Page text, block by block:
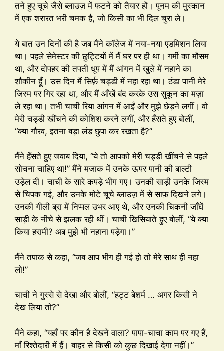
तने हुए चूचे जैसे ब्लाउज़ में फटने को तैयार हों। पूनम की मुस्कान
में एक शरारत भरी चमक है, जो किसी का भी दिल चुरा ले।
ये बात उन दिनों की है जब मैंने कॉलेज में नया-नया एडमिशन लिया
था। पहले सेमेस्टर की छुट्टियों में मैं घर पर ही था। गर्मी का मौसम
था, और दोपहर की तपती धूप में मैं आंगन में खुले में नहाने का
शौकीन हूँ। उस दिन मैं सिर्फ़ चड्डी में नहा रहा था। ठंडा पानी मेरे
जिस्म पर गिर रहा था, और मैं आँखें बंद करके उस सुकून का मज़ा
ले रहा था। तभी चाची रिया आंगन में आईं और मुझे छेड़ने लगीं। वो
मेरी चड्डी खींचने की कोशिश करने लगीं, और हँसते हुए बोलीं,
“क्या गौरव, इतना बड़ा लंड छुपा कर रखता है?”
मैंने हँसते हुए जवाब दिया, “ये तो आपको मेरी चड्डी खींचने से पहले
सोचना चाहिए था!” मैंने मजाक में उनके ऊपर पानी की बाल्टी
उड़ेल दी। चाची के सारे कपड़े भीग गए। उनकी साड़ी उनके जिस्म
से चिपक गई, और उनके मोटे चूचे ब्लाउज़ में से साफ़ दिखने लगे।
उनकी गीली ब्रा में निप्पल उभर आए थे, और उनकी चिकनी जाँघें
साड़ी के नीचे से झलक रही थीं। चाची खिसियाते हुए बोलीं, “ये क्या
किया हरामी? अब मुझे भी नहाना पड़ेगा।”
मैंने तपाक से कहा, “जब आप भीग ही गई हो तो मेरे साथ ही नहा
लो!”
चाची ने गुस्से से देखा और बोलीं, “हट्ट बेशर्म … अगर किसी ने
देख लिया तो?”
मैंने कहा, “यहाँ पर कौन है देखने वाला? पापा-चाचा काम पर गए हैं,
माँ रिश्तेदारी में हैं। बाहर से किसी को कुछ दिखाई देगा नहीं।”